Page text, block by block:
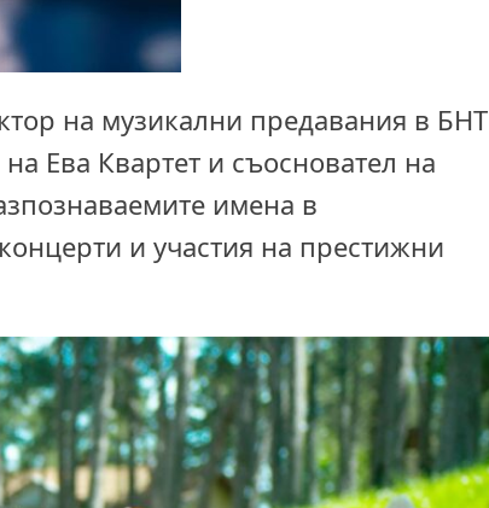
на музикални предавания в БНТ
Ева Квартет и съосновател на
имена в
и участия на престижни